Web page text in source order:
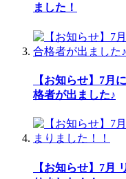
ました！
【お知らせ】7月
格者が出ました♪
【お知らせ】7月